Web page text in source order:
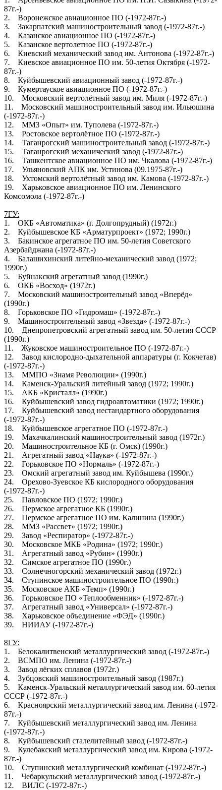
87г.-)
2. Воронежское авиационное ПО (-1972-87г.-)
3. Закарпатский машиностроительный завод (-1972-87г.-)
4. Казанское авиационное ПО (-1972-87г.-)
5. Казанское вертолетное ПО (-1972-87г.-)
6. Киевский механический завод им. Антонова (-1972-87г.-)
7. Киевское авиационное ПО им. 50-летия Октября (-1972-
87г.-)
8. Куйбышевский авиационный завод (-1972-87г.-)
9. Кумертауское авиационное ПО (-1972-87г.-)
10. Московский вертолётный завод им. Миля (-1972-87г.-)
11. Московский машиностроительный завод им. Ильюшина
(-1972-87г.-)
12. ММЗ «Опыт» им. Туполева (-1972-87г.-)
13. Ростовское вертолётное ПО (-1972-87г.-)
14. Таганрогский машиностроительный завод (-1972-87г.-)
15. Таганрогский механический завод (-1972-87г.-)
16. Ташкентское авиационное ПО им. Чкалова (-1972-87г.-)
17. Ульяновский АПК им. Устинова (09.1975-87г.-)
18. Ухтомский вертолётный завод им. Камова (-1972-87г.-)
19. Харьковское авиационное ПО им. Ленинского
Комсомола (-1972-87г.-)
7ГУ:
1. ОКБ «Автоматика» (г. Долгопрудный) (1972г.)
2. Куйбышевское КБ «Арматурпроект» (1972; 1990г.)
3. Бакинское агрегатное ПО им. 50-летия Советского
Азербайджана (-1972-87г.-)
4. Балашихинский литейно-механический завод (1972;
1990г.)
5. Буйнакский агрегатный завод (1990г.)
6. ОКБ «Восход» (1972г.)
7. Московский машиностроительный завод «Вперёд»
(1990г.)
8. Горьковское ПО «Гидромаш» (-1972-87г.-)
9. Машиностроительный завод «Звезда» (-1972-87г.-)
10. Днепропетровский агрегатный завод им. 50-летия СССР
(1990г.)
11. Жуковское машиностроительное ПО (-1972-87г.-)
12. Завод кислородно-дыхательной аппаратуры (г. Кокчетав)
(-1972-87г.-)
13. ММПО «Знамя Революции» (1990г.)
14. Каменск-Уральский литейный завод (1972; 1990г.)
15. АКБ «Кристалл» (1990г.)
16. Куйбышевский завод гидроавтоматики (1972; 1990г.)
17. Куйбышевский завод нестандартного оборудования
(-1972-87г.-)
18. Куйбышевское агрегатное ПО (-1972-87г.-)
19. Махачкалинский машиностроительный завод (1972г.)
20. Машиностроительное КБ (г. Омск) (1990г.)
21. Агрегатный завод «Наука» (-1972-87г.-)
22. Горьковское ПО «Нормаль» (-1972-87г.-)
23. Омский агрегатный завод им. Куйбышева (1990г.)
24. Орехово-Зуевское КБ кислородного оборудования
(-1972-87г.-)
25. Павловское ПО (1972; 1990г.)
26. Пермское агрегатное КБ (1990г.)
27. Пермское агрегатное ПО им. Калинина (1990г.)
28. ММЗ «Рассвет» (1972; 1990г.)
29. Завод «Респиратор» (-1972-87г.-)
30. Московское МКБ «Родина» (1972; 1990г.)
31. Агрегатный завод «Рубин» (1990г.)
32. Симское агрегатное ПО (1990г.)
33. Солнечногорский механический завод (1972г.)
34. Ступинское машиностроительное ПО (1990г.)
35. Московское АКБ «Темп» (1990г.)
36. Горьковское ПО «Теплообменник» (-1972-87г.-)
37. Агрегатный завод «Универсал» (-1972-87г.-)
38. Харьковское объединение «ФЭД» (1990г.)
39. НИИАУ (-1972-87г.-)
8ГУ:
1. Белокалитвенский металлургический завод (-1972-87г.-)
2. ВСМПО им. Ленина (-1972-87г.-)
3. Завод лёгких сплавов (1972г.)
4. Зубцовский машиностроительный завод (1987г.)
5. Каменск-Уральский металлургический завод им. 60-летия
СССР (-1972-87г.-)
6. Красноярский металлургический завод им. Ленина (-1972-
87г.-)
7. Куйбышевский металлургический завод им. Ленина
(-1972-87г.-)
8. Куйбышевский сталелитейный завод (-1972-87г.-)
9. Кулебакский металлургический завод им. Кирова (-1972-
87г.-)
10. Ступинский металлургический комбинат (-1972-87г.-)
11. Чебаркульский металлургический завод (-1972-87г.-)
12. ВИЛС (-1972-87г.-)